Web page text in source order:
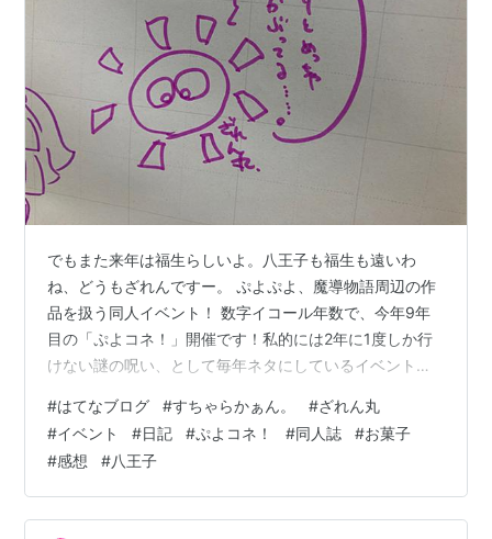
でもまた来年は福生らしいよ。八王子も福生も遠いわ
ね、どうもざれんですー。 ぷよぷよ、魔導物語周辺の作
品を扱う同人イベント！ 数字イコール年数で、今年9年
目の「ぷよコネ！」開催です！私的には2年に1度しか行
けない謎の呪い、として毎年ネタにしているイベントで
2020年ですからね、終わってますね(笑)。 まあそんな、
ぷよコネ！ そろりさらりとご報告をば！ どぞどぞ。 八
王子だあ！何この写真。 京王線の終着駅「京王八王子」
でございます！ 初めて降り立ちました！そうです、京王
線なんて、多磨霊園くらいまでじゃないですか、行った
#はてなブログ #すちゃらかぁん。 #ざれん丸
#イベント #日記 #ぷよコネ！ #同人誌 #お菓子
#感想 #八王子